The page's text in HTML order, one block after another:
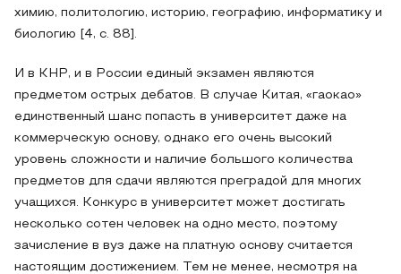
химию, политологию, историю, географию, информатику и
биологию [4, с. 88].
И в КНР, и в России единый экзамен являются
предметом острых дебатов. В случае Китая, «гаокао»
единственный шанс попасть в университет даже на
коммерческую основу, однако его очень высокий
уровень сложности и наличие большого количества
предметов для сдачи являются преградой для многих
учащихся. Конкурс в университет может достигать
несколько сотен человек на одно место, поэтому
зачисление в вуз даже на платную основу считается
настоящим достижением. Тем не менее, несмотря на